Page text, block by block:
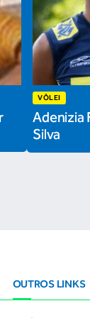
VÔLEI
Adenizia
Silva
OUTROS LINKS